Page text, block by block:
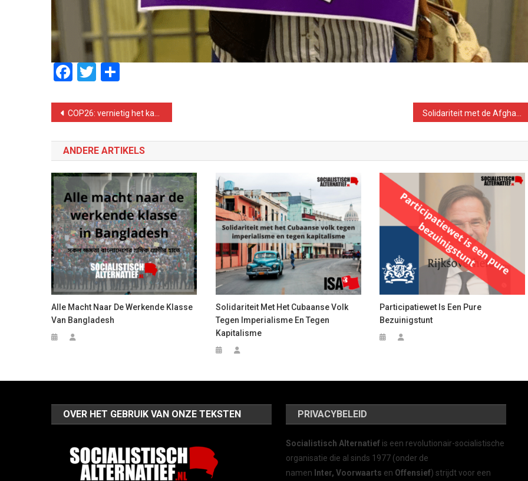
Facebook
Twitter
Bericht
navigatie
COP26: vernietig het kapitalisme voor het de planeet vernietigt!
ANDERE ARTIKELS
Alle Macht Naar De Werkende Klasse
Van Bangladesh
Solidariteit Met Het Cubaanse Volk
Tegen Imperialisme En Tegen
Kapitalisme
Participatiewet Is Een Pure
Bezuinigstunt
OVER HET GEBRUIK VAN ONZE TEKSTEN PRIVACYBELEID
Socialistisch Alternatief is een revolutionair-socialistische
organisatie die al sinds 1977 (onder de
namen Inter, Voorwaarts en Offensief) strijdt voor een